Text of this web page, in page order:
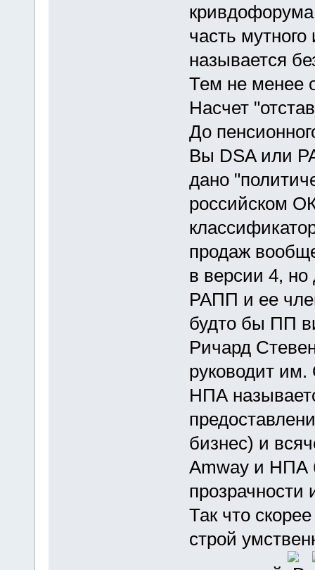
часть
называется
Тем не менее
Насчет
До
Вы DSA или
дано
российском
продаж
в версии 4,
РАПП и ее
будто бы ПП
Ричард
руководит
НПА
бизнес) и
Amway и НПА
прозрачности
Так что
строй